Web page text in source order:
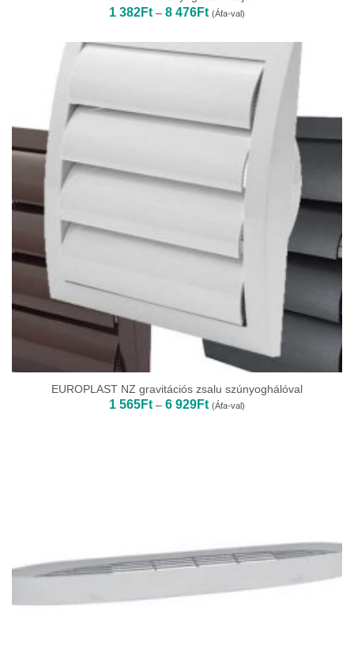
1 382Ft – 8 476FtÁrtartomány:
1
-
8
476Ft
(Áfa-val)
EUROPLAST NZ gravitációs zsalu szúnyoghálóval
1 565Ft – 6 929FtÁrtartomány:
1
(Áfa-val)